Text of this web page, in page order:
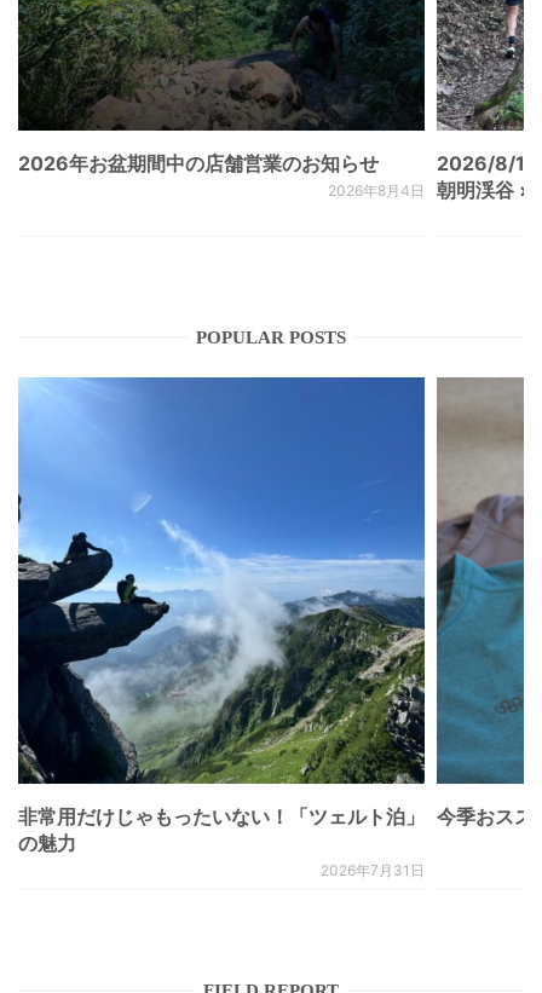
2026年お盆期間中の店舗営業のお知らせ
2026年8月4日
2026/8/
朝明渓谷 ×
POPULAR POSTS
非常用だけじゃもったいない！「ツェルト泊」
の魅力
2026年7月31日
今季おスス